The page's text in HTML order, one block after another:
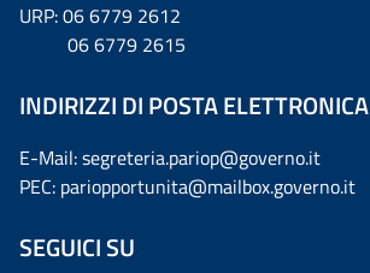
URP: 06 6779 2612
06 6779 2615
INDIRIZZI DI POSTA ELETTRONICA
E-Mail: segreteria.pariop@governo.it
PEC: pariopportunita@mailbox.governo.it
SEGUICI SU